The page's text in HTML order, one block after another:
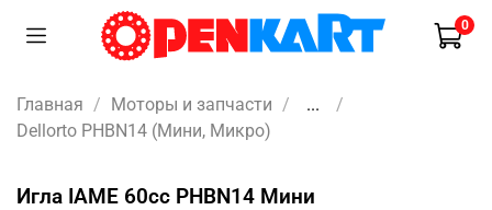
0
Главная Моторы и запчасти
...
Dellorto PHBN14 (Мини, Микро)
Игла IAME 60cc PHBN14 Мини